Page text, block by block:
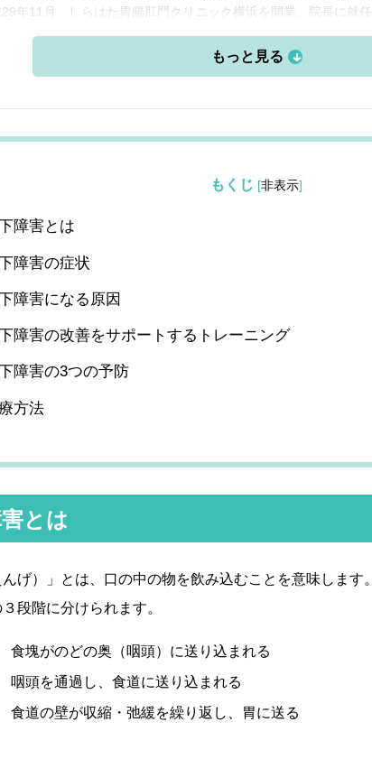
29年11月 しらはた胃腸肛門クリニック横浜を開業、院長に就任
もくじ [非表示]
障害とは
障害の症状
障害になる原因
障害の改善をサポートするトレーニング
障害の3つの予防
方法
とは
んげ）」とは、口の中の物を飲み込むことを意味します。
段階に分けられます。
食塊がのどの奥（咽頭）に送り込まれる
咽頭を通過し、食道に送り込まれる
食道の壁が収縮・弛緩を繰り返し、胃に送る